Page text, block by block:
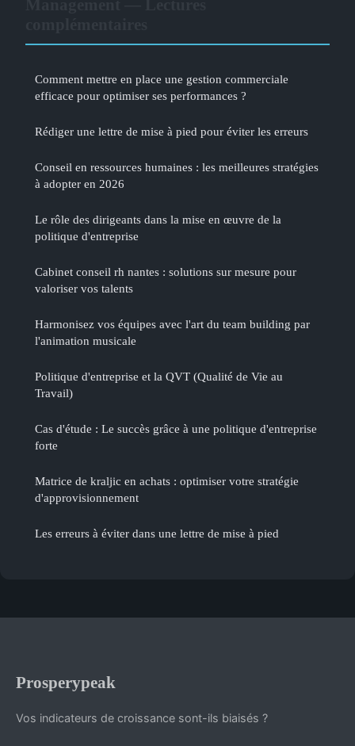
Comment mettre en place une gestion commerciale
efficace pour optimiser ses performances ?
Rédiger une lettre de mise à pied pour éviter les erreurs
Conseil en ressources humaines : les meilleures stratégies
à adopter en 2026
Le rôle des dirigeants dans la mise en œuvre de la
politique d'entreprise
Cabinet conseil rh nantes : solutions sur mesure pour
valoriser vos talents
Harmonisez vos équipes avec l'art du team building par
l'animation musicale
Politique d'entreprise et la QVT (Qualité de Vie au
Travail)
Cas d'étude : Le succès grâce à une politique d'entreprise
forte
Matrice de kraljic en achats : optimiser votre stratégie
d'approvisionnement
Les erreurs à éviter dans une lettre de mise à pied
Prosperypeak
Vos indicateurs de croissance sont-ils biaisés ?